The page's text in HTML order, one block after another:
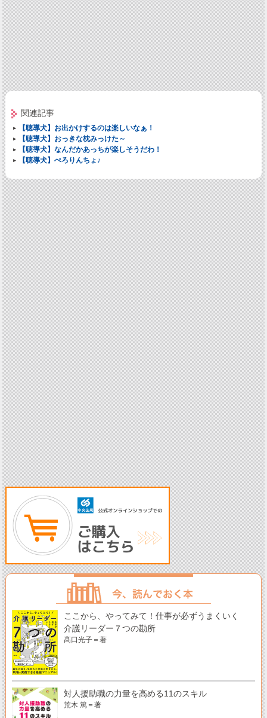
関連記事
【聴導犬】お出かけするのは楽しいなぁ！
【聴導犬】おっきな枕みっけた～
【聴導犬】なんだかあっちが楽しそうだわ！
【聴導犬】ぺろりんちょ♪
ここから、やってみて！仕事が必ずうまくいく
介護リーダー７つの勘所
髙口光子＝著
対人援助職の力量を高める11のスキル
荒木 篤＝著